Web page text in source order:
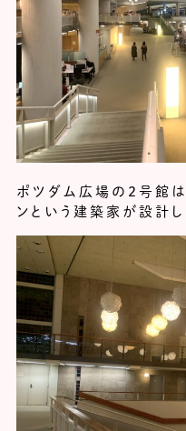
ポツダム広場の２号館
ンという建築家が設計し